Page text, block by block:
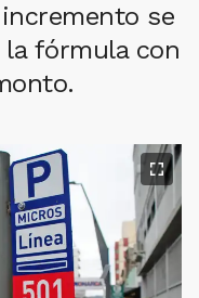
se
la fórmula con